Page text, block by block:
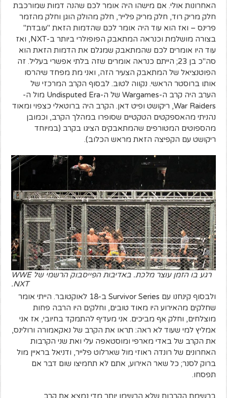
האחרונות אולי. אם מישהו היה אומר לכם שהנה דמות שמורכבת
חלק מריק רוד, חלק מריק פלייר, חלק מהולק הוגן וחלק מהזמר
פרינס – ואז הוא עוד היה אומר לכם שהדמות הזאת "עובדת"
בצורה מושלמת וכנראה המתאבק הפופולרי ביותר ב-NXT, ואז
עוד היו אומרים לכם שהמתאבק שמגלם את הדמות הזאת הוא
סה"כ בן 23; הייתם כנראה אומרים שזה בלתי אפשרי בעליל. זה
הפוטנציאל של המתאבק הצעיר הזה, ואני מת מפחד שיהרסו
אותו ברוסטר הראשי. נקווה לטוב. לבסוף הקרב המרכזי של
הערב היה קרב ה-Wargames של ה-Undisputed Era מול ה-
War Raiders, ריקושט ופיט דאן. הקרב היה ברוטאלי כצפוי ומאוד
נהניתי מהאספקטים הטקטיים שסופרו במהלך הקרב, וכמובן
מהספוטים המטורפים שהמתאבקים הציגו בקרב (במיוחד
ריקושט עם הקפיצה הזאת מראש הכלוב).
רגע בו הזמן עוצר מלכת. באדיבות הפייסבוק הרשמי של WWE
NXT.
ולבסוף קינחנו עם Survivor Series ב-18 לאוקטובר. הייתי אומר
שחלקים מהאירוע היו מאוד טובים, וחלקים היו הרבה פחות
מוצלחים, וחלק אף מביכים. אני מעדיף להתמקד בחיובי, אז אני
אמליץ למי שעוד לא ראה: תראו את הקרב של נאקאמורה ורולינס,
את הקרב של באדי מארפי ומוסטאפה עלי ואת שני הקרבות
האחרונים של רונדה ראוזי מול שארלוט פלייר, ודניאל בראיין מול
ברוק לסנר; כל שאר האירוע, אתם לא תחמיצו שום דבר אם
תפסחו.
ברשימת הקרבות שלא הרשימו יותר מדי נמצא את קרב